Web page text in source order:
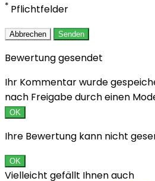
* Pflichtfelder
Abbrechen Senden
Bewertung gesendet
Ihr Kommentar wurde
nach Freigabe durch einen
OK
Ihre Bewertung kann nicht
OK
Vielleicht gefällt Ihnen auch